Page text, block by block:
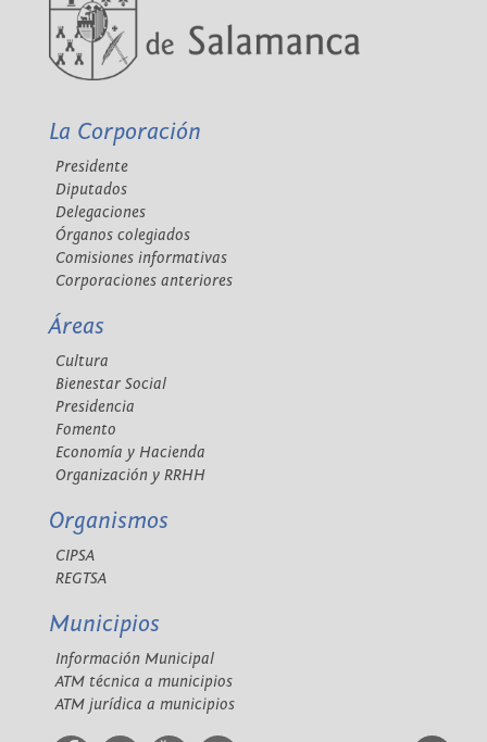
La Corporación
Presidente
Diputados
Delegaciones
Órganos colegiados
Comisiones informativas
Corporaciones anteriores
Áreas
Cultura
Bienestar Social
Presidencia
Fomento
Economía y Hacienda
Organización y RRHH
Organismos
CIPSA
REGTSA
Municipios
Información Municipal
ATM técnica a municipios
ATM jurídica a municipios